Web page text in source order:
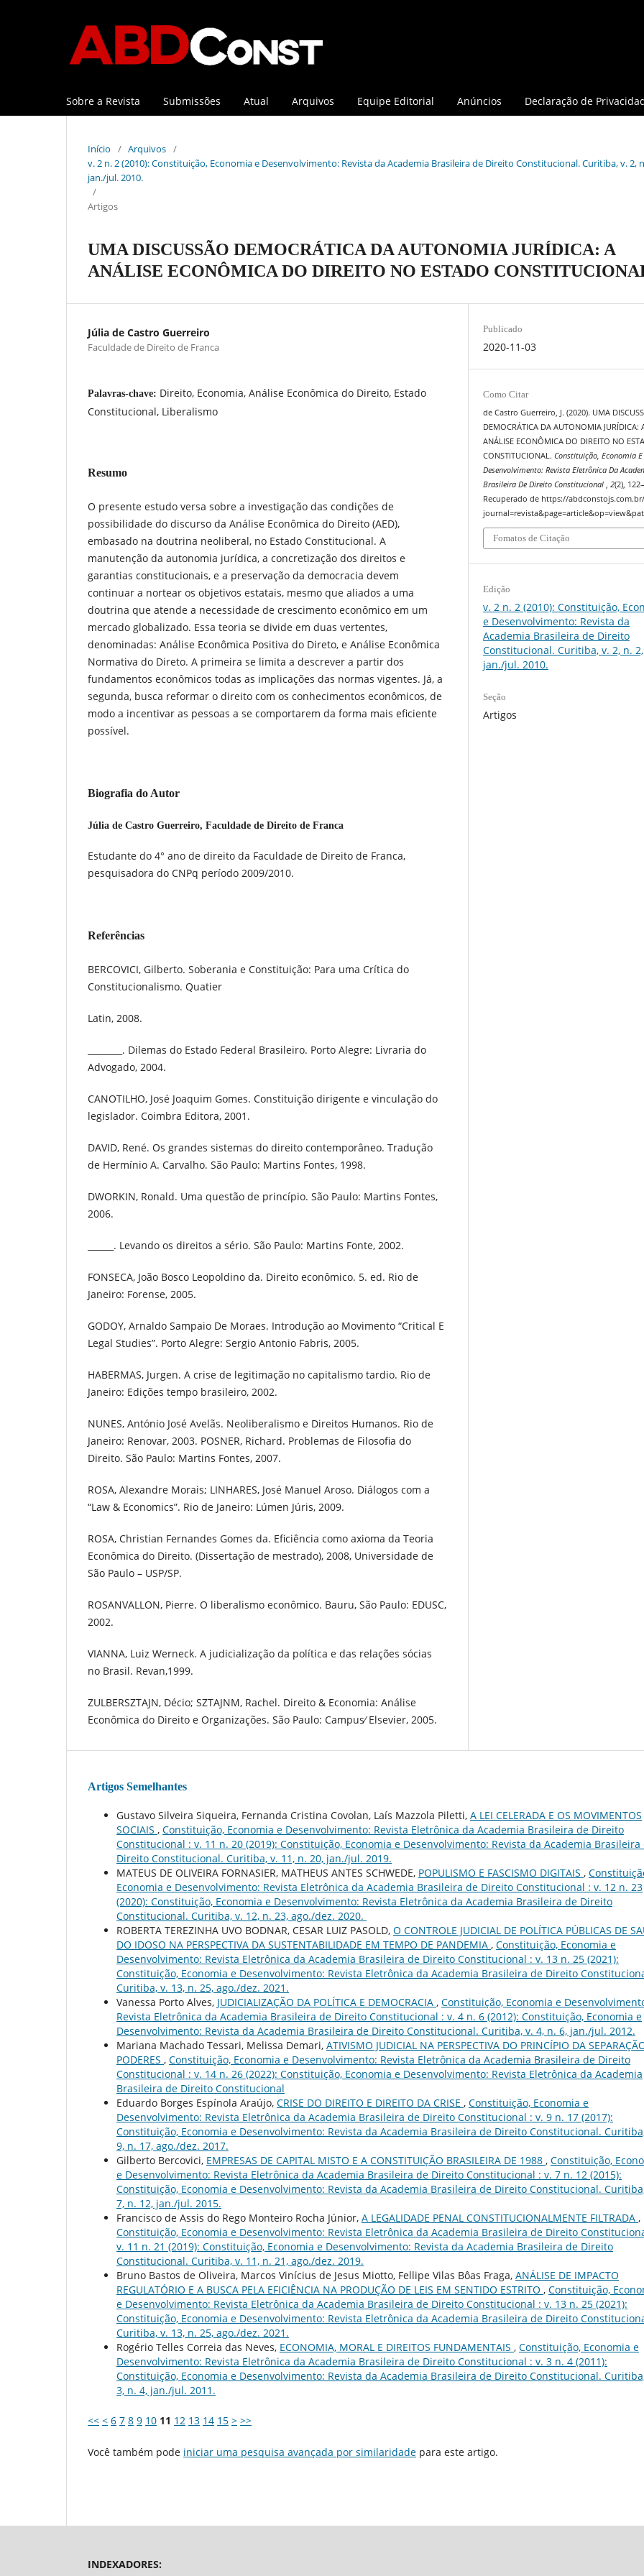
Sobre a Revista Submissões Atual Arquivos Equipe Editorial Anúncios Declaração de
Início / Arquivos /
v. 2 n. 2 (2010): Constituição, Economia e Desenvolvimento: Revista da Academia Brasileira de Direito Constitucional. Curitiba, v. 2,
jan./jul. 2010.
/
Artigos
UMA DISCUSSÃO DEMOCRÁTICA DA AUTONOMIA JURÍDICA: A
ANÁLISE ECONÔMICA DO DIREITO NO ESTADO
Júlia de Castro Guerreiro
Faculdade de Direito de Franca
Palavras-chave: Direito, Economia, Análise Econômica do Direito, Estado
Constitucional, Liberalismo
Resumo
O presente estudo versa sobre a investigação das condições de
possibilidade do discurso da Análise Econômica do Direito (AED),
embasado na doutrina neoliberal, no Estado Constitucional. A
manutenção da autonomia jurídica, a concretização dos direitos e
garantias constitucionais, e a preservação da democracia devem
continuar a nortear os objetivos estatais, mesmo que aliados a uma
doutrina que atende a necessidade de crescimento econômico em um
mercado globalizado. Essa teoria se divide em duas vertentes,
denominadas: Análise Econômica Positiva do Direto, e Análise Econômica
Normativa do Direto. A primeira se limita a descrever a partir dos
fundamentos econômicos todas as implicações das normas vigentes. Já, a
segunda, busca reformar o direito com os conhecimentos econômicos, de
modo a incentivar as pessoas a se comportarem da forma mais eficiente
possível.
Biografia do Autor
Júlia de Castro Guerreiro, Faculdade de Direito de Franca
Estudante do 4° ano de direito da Faculdade de Direito de Franca,
pesquisadora do CNPq período 2009/2010.
Referências
BERCOVICI, Gilberto. Soberania e Constituição: Para uma Crítica do
Constitucionalismo. Quatier
Latin, 2008.
________. Dilemas do Estado Federal Brasileiro. Porto Alegre: Livraria do
Advogado, 2004.
CANOTILHO, José Joaquim Gomes. Constituição dirigente e vinculação do
legislador. Coimbra Editora, 2001.
DAVID, René. Os grandes sistemas do direito contemporâneo. Tradução
de Hermínio A. Carvalho. São Paulo: Martins Fontes, 1998.
DWORKIN, Ronald. Uma questão de princípio. São Paulo: Martins Fontes,
2006.
______. Levando os direitos a sério. São Paulo: Martins Fonte, 2002.
FONSECA, João Bosco Leopoldino da. Direito econômico. 5. ed. Rio de
Janeiro: Forense, 2005.
GODOY, Arnaldo Sampaio De Moraes. Introdução ao Movimento “Critical E
Legal Studies”. Porto Alegre: Sergio Antonio Fabris, 2005.
HABERMAS, Jurgen. A crise de legitimação no capitalismo tardio. Rio de
Janeiro: Edições tempo brasileiro, 2002.
NUNES, António José Avelãs. Neoliberalismo e Direitos Humanos. Rio de
Janeiro: Renovar, 2003. POSNER, Richard. Problemas de Filosofia do
Direito. São Paulo: Martins Fontes, 2007.
ROSA, Alexandre Morais; LINHARES, José Manuel Aroso. Diálogos com a
“Law & Economics”. Rio de Janeiro: Lúmen Júris, 2009.
ROSA, Christian Fernandes Gomes da. Eficiência como axioma da Teoria
Econômica do Direito. (Dissertação de mestrado), 2008, Universidade de
São Paulo – USP/SP.
ROSANVALLON, Pierre. O liberalismo econômico. Bauru, São Paulo: EDUSC,
2002.
VIANNA, Luiz Werneck. A judicialização da política e das relações sócias
no Brasil. Revan,1999.
ZULBERSZTAJN, Décio; SZTAJNM, Rachel. Direito & Economia: Análise
Econômica do Direito e Organizações. São Paulo: Campus∕ Elsevier, 2005.
Publicado
2020-11-03
Como Citar
de Castro Guerreiro, J. (2020). UMA
DEMOCRÁTICA DA AUTONOMIA JURÍDICA:
ANÁLISE ECONÔMICA DO DIREITO NO
CONSTITUCIONAL.Constituição, Economia E
Desenvolvimento: Revista Eletrônica Da
Brasileira De Direito Constitucional,2(2),
Recuperado de https://
Fomatos de Citação
Edição
v. 2 n. 2 (2010): Constituição,
e Desenvolvimento: Revista da
Academia Brasileira de Direito
Constitucional. Curitiba, v. 2, n. 2,
jan./jul. 2010.
Seção
Artigos
Artigos Semelhantes
Gustavo Silveira Siqueira, Fernanda Cristina Covolan, Laís Mazzola Piletti, A LEI CELERADA E OS MOVIMENTOS
SOCIAIS , Constituição, Economia e Desenvolvimento: Revista Eletrônica da Academia Brasileira de Direito
Constitucional : v. 11 n. 20 (2019): Constituição, Economia e Desenvolvimento: Revista da Academia Brasileira
Direito Constitucional. Curitiba, v. 11, n. 20, jan./jul. 2019.
MATEUS DE OLIVEIRA FORNASIER, MATHEUS ANTES SCHWEDE, POPULISMO E FASCISMO DIGITAIS ,
Economia e Desenvolvimento: Revista Eletrônica da Academia Brasileira de Direito Constitucional : v. 12 n. 23
(2020): Constituição, Economia e Desenvolvimento: Revista Eletrônica da Academia Brasileira de Direito
Constitucional. Curitiba, v. 12, n. 23, ago./dez. 2020.
ROBERTA TEREZINHA UVO BODNAR, CESAR LUIZ PASOLD, O CONTROLE JUDICIAL DE POLÍTICA PÚBLICAS DE
DO IDOSO NA PERSPECTIVA DA SUSTENTABILIDADE EM TEMPO DE PANDEMIA , Constituição, Economia e
Desenvolvimento: Revista Eletrônica da Academia Brasileira de Direito Constitucional : v. 13 n. 25 (2021):
Constituição, Economia e Desenvolvimento: Revista Eletrônica da Academia Brasileira de Direito
Curitiba, v. 13, n. 25, ago./dez. 2021.
Vanessa Porto Alves, JUDICIALIZAÇÃO DA POLÍTICA E DEMOCRACIA , Constituição, Economia e
Revista Eletrônica da Academia Brasileira de Direito Constitucional : v. 4 n. 6 (2012): Constituição, Economia e
Desenvolvimento: Revista da Academia Brasileira de Direito Constitucional. Curitiba, v. 4, n. 6, jan./jul. 2012.
Mariana Machado Tessari, Melissa Demari, ATIVISMO JUDICIAL NA PERSPECTIVA DO PRINCÍPIO DA
PODERES , Constituição, Economia e Desenvolvimento: Revista Eletrônica da Academia Brasileira de Direito
Constitucional : v. 14 n. 26 (2022): Constituição, Economia e Desenvolvimento: Revista Eletrônica da Academia
Brasileira de Direito Constitucional
Eduardo Borges Espínola Araújo, CRISE DO DIREITO E DIREITO DA CRISE , Constituição, Economia e
Desenvolvimento: Revista Eletrônica da Academia Brasileira de Direito Constitucional : v. 9 n. 17 (2017):
Constituição, Economia e Desenvolvimento: Revista da Academia Brasileira de Direito Constitucional.
9, n. 17, ago./dez. 2017.
Gilberto Bercovici, EMPRESAS DE CAPITAL MISTO E A CONSTITUIÇÃO BRASILEIRA DE 1988 , Constituição,
e Desenvolvimento: Revista Eletrônica da Academia Brasileira de Direito Constitucional : v. 7 n. 12 (2015):
Constituição, Economia e Desenvolvimento: Revista da Academia Brasileira de Direito Constitucional.
7, n. 12, jan./jul. 2015.
Francisco de Assis do Rego Monteiro Rocha Júnior, A LEGALIDADE PENAL CONSTITUCIONALMENTE FILTRADA ,
Constituição, Economia e Desenvolvimento: Revista Eletrônica da Academia Brasileira de Direito
v. 11 n. 21 (2019): Constituição, Economia e Desenvolvimento: Revista da Academia Brasileira de Direito
Constitucional. Curitiba, v. 11, n. 21, ago./dez. 2019.
Bruno Bastos de Oliveira, Marcos Vinícius de Jesus Miotto, Fellipe Vilas Bôas Fraga, ANÁLISE DE IMPACTO
REGULATÓRIO E A BUSCA PELA EFICIÊNCIA NA PRODUÇÃO DE LEIS EM SENTIDO ESTRITO , Constituição,
e Desenvolvimento: Revista Eletrônica da Academia Brasileira de Direito Constitucional : v. 13 n. 25 (2021):
Constituição, Economia e Desenvolvimento: Revista Eletrônica da Academia Brasileira de Direito
Curitiba, v. 13, n. 25, ago./dez. 2021.
Rogério Telles Correia das Neves, ECONOMIA, MORAL E DIREITOS FUNDAMENTAIS , Constituição, Economia e
Desenvolvimento: Revista Eletrônica da Academia Brasileira de Direito Constitucional : v. 3 n. 4 (2011):
Constituição, Economia e Desenvolvimento: Revista da Academia Brasileira de Direito Constitucional.
3, n. 4, jan./jul. 2011.
<< < 6 7 8 9 10 11 12 13 14 15 > >>
Você também pode iniciar uma pesquisa avançada por similaridade para este artigo.
INDEXADORES: